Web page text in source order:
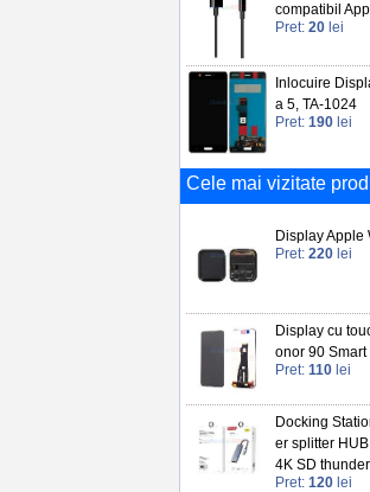
compatibil
Pret: 20 lei
Inlocuire
a 5, TA-1024
Pret: 190 lei
Cele mai vizitate
Display Apple
Pret: 220 lei
Display cu
onor 90 Smart
Pret: 110 lei
Docking
er splitter
4K SD
Pret: 120 lei